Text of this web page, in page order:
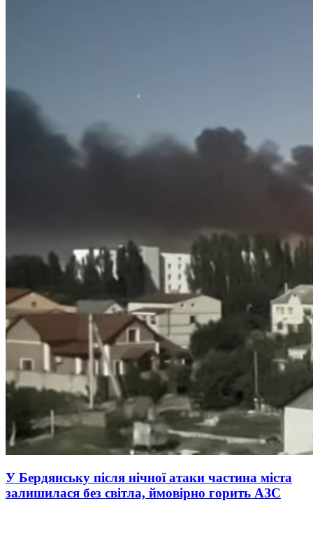
У Бердянську після нічної атаки частина міста
залишилася без світла, ймовірно горить АЗС